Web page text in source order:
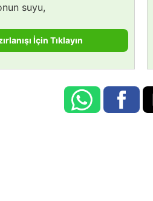
suyu,
İçin Tıklayın